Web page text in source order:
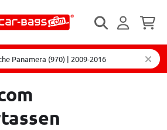
Panamera (970) | 2009-2016